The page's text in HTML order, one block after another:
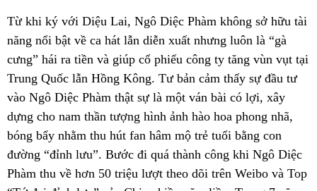
Từ khi ký với Diệu Lai, Ngô Diệc Phàm không sở hữu tài
năng nổi bật về ca hát lẫn diễn xuất nhưng luôn là “gà
cưng” hái ra tiền và giúp cổ phiếu công ty tăng vùn vụt tại
Trung Quốc lẫn Hồng Kông. Tư bản cảm thấy sự đầu tư
vào Ngô Diệc Phàm thật sự là một ván bài có lợi, xây
dựng cho nam thần tượng hình ảnh hào hoa phong nhã,
bóng bẩy nhằm thu hút fan hâm mộ trẻ tuổi bằng con
đường “đỉnh lưu”. Bước đi quá thành công khi Ngô Diệc
Phàm thu về hơn 50 triệu lượt theo dõi trên Weibo và Top